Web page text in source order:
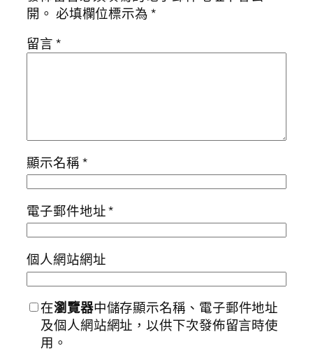
開。 必填欄位標示為*
留言*
顯示名稱*
電子郵件地址*
個人網站網址
在瀏覽器中儲存顯示名稱、電子郵件地址
及個人網站網址，以供下次發佈留言時使
用。